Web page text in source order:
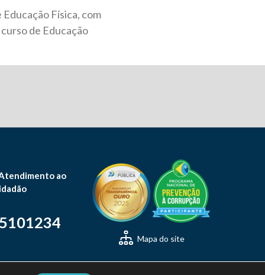
Física, com
de Educação
ao
Mapa do site